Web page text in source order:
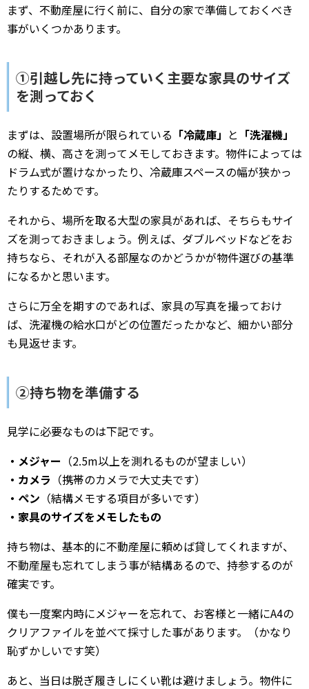
まず、不動産屋に行く前に、自分の家で準備しておくべき
事がいくつかあります。
①引越し先に持っていく主要な家具のサイズ
を測っておく
まずは、設置場所が限られている 「冷蔵庫」 と 「洗濯機」
の縦、横、高さを測ってメモしておきます。物件によっては
ドラム式が置けなかったり、冷蔵庫スペースの幅が狭かっ
たりするためです。
それから、場所を取る大型の家具があれば、そちらもサイ
ズを測っておきましょう。例えば、ダブルベッドなどをお
持ちなら、それが入る部屋なのかどうかが物件選びの基準
になるかと思います。
さらに万全を期すのであれば、家具の写真を撮っておけ
ば、洗濯機の給水口がどの位置だったかなど、細かい部分
も見返せます。
②持ち物を準備する
見学に必要なものは下記です。
・メジャー （2.5m以上を測れるものが望ましい）
・カメラ （携帯のカメラで大丈夫です）
・ペン （結構メモする項目が多いです）
・家具のサイズをメモしたもの
持ち物は、基本的に不動産屋に頼めば貸してくれますが、
不動産屋も忘れてしまう事が結構あるので、持参するのが
確実です。
僕も一度案内時にメジャーを忘れて、お客様と一緒にA4の
クリアファイルを並べて採寸した事があります。（かなり
恥ずかしいです笑）
あと、当日は脱ぎ履きしにくい靴は避けましょう。物件に